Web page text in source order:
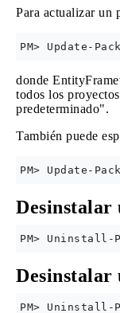
Para actualizar un
donde
todos los
predeterminado".
También puede
Desinstalar
Desinstalar